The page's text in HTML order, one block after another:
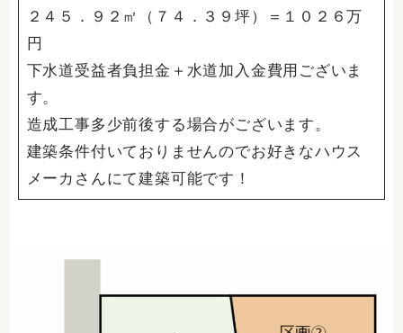
２４５．９２㎡（７４．３９坪）＝１０２６万
円
下水道受益者負担金＋水道加入金費用ございま
す。
造成工事多少前後する場合がございます。
建築条件付いておりませんのでお好きなハウス
メーカさんにて建築可能です！